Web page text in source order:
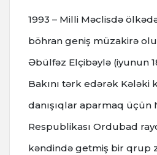
1993 – Milli Məclisdə
böhran geniş müzakirə
Əbülfəz Elçibəylə (iyunun
Bakını tərk edərək Kələki
danışıqlar aparmaq üçün
Respublikası Ordubad
kəndində getmiş bir qrup